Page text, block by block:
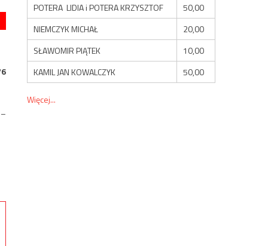
POTERA LIDIA i POTERA KRZYSZTOF
50,00
NIEMCZYK MICHAŁ
20,00
SŁAWOMIR PIĄTEK
10,00
KAMIL JAN KOWALCZYK
50,00
Więcej...